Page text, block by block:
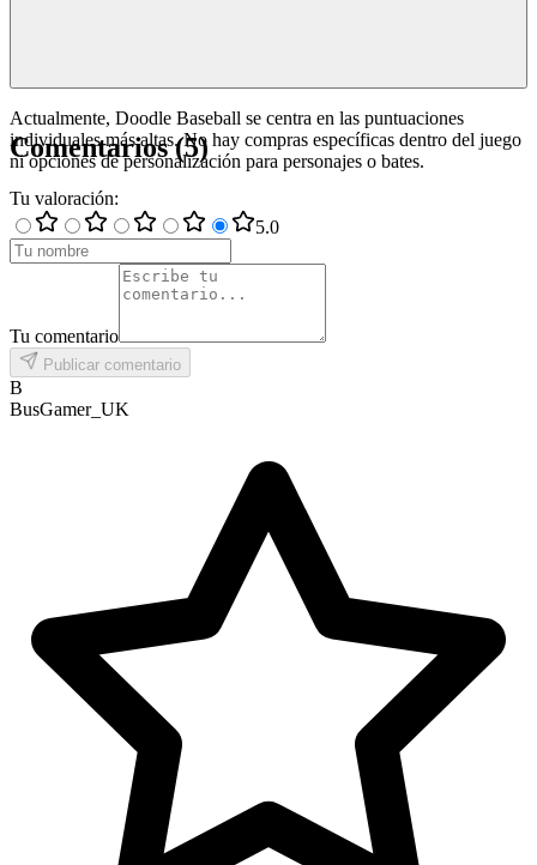
Actualmente, Doodle Baseball se centra en las puntuaciones
individuales más altas. No hay compras específicas dentro del juego
ni opciones de personalización para personajes o bates.
Comentarios(5)
Tu valoración:
5.0
Tu comentario
Publicar comentario
B
BusGamer_UK